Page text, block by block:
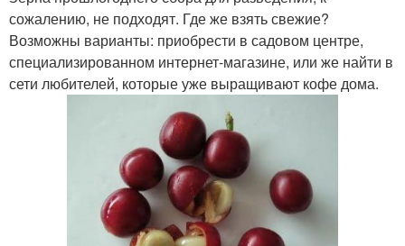
сожалению, не подходят. Где же взять свежие?
Возможны варианты: приобрести в садовом центре,
специализированном интернет-магазине, или же найти в
сети любителей, которые уже выращивают кофе дома.